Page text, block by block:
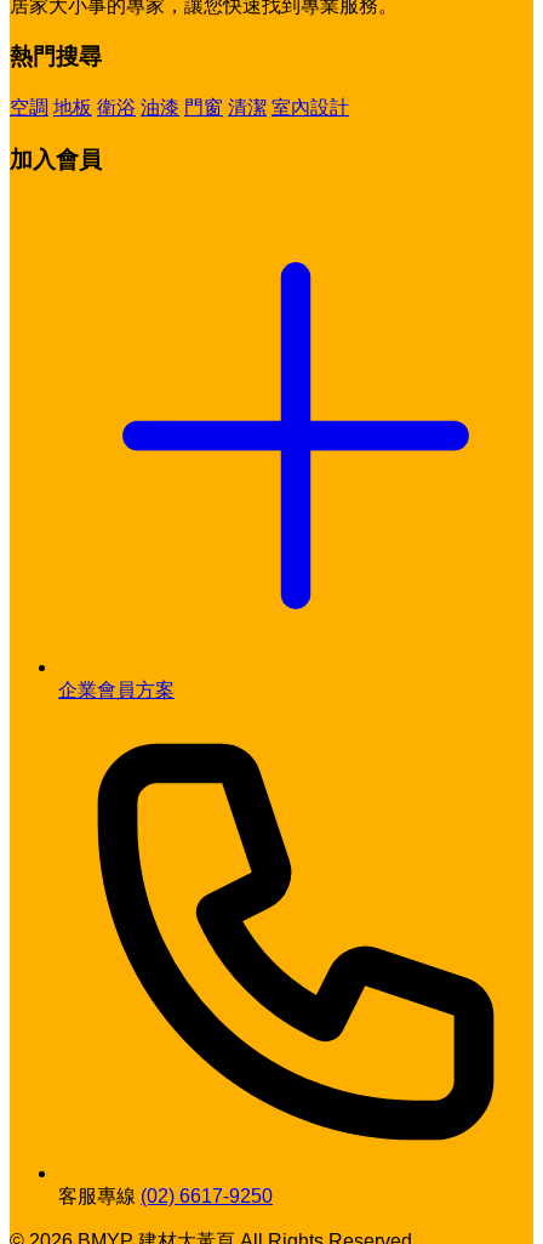
居家大小事的專家，讓您快速找到專業服務。
熱門搜尋
空調 地板 衛浴 油漆 門窗 清潔 室內設計
加入會員
企業會員方案
客服專線 (02) 6617-9250